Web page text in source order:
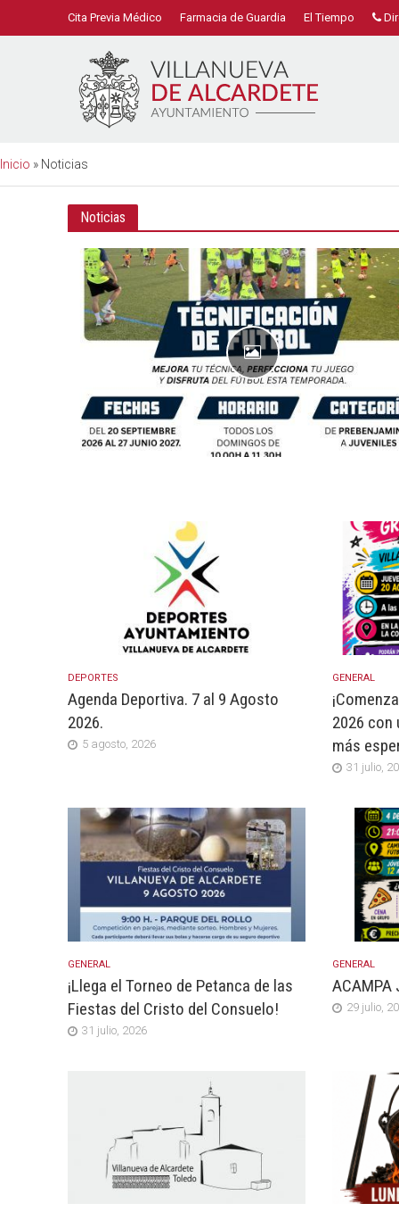
Cita Previa Médico Farmacia de Guardia El Tiempo
Inicio » Noticias
Noticias
DEPORTES
Agenda Deportiva. 7 al 9 Agosto
2026.
5 agosto, 2026
GENERAL
2026 con
más
31 julio,
GENERAL
¡Llega el Torneo de Petanca de las
Fiestas del Cristo del Consuelo!
31 julio, 2026
GENERAL
ACAMPA
29 julio,